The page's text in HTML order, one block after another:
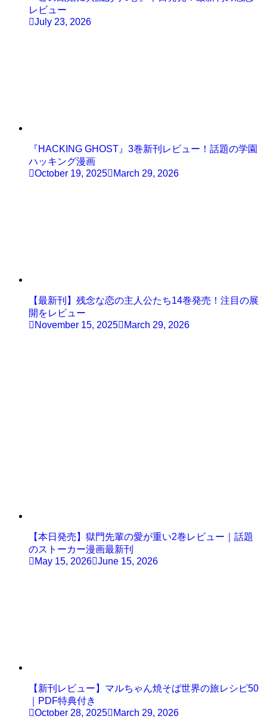
レビュー
July 23, 2026
『HACKING GHOST』3巻新刊レビュー！話題の学園
ハッキング漫画
October 19, 2025
March 29, 2026
【最新刊】残念な恋の主人公たち14巻発売！注目の展
開をレビュー
November 15, 2025
March 29, 2026
【本日発売】獄門先輩の愛が重い2巻レビュー｜話題
のストーカー漫画最新刊
May 15, 2026 June 15, 2026
【新刊レビュー】マルちゃん焼そば世界の旅レシピ50
｜PDF特典付き
October 28, 2025
March 29, 2026